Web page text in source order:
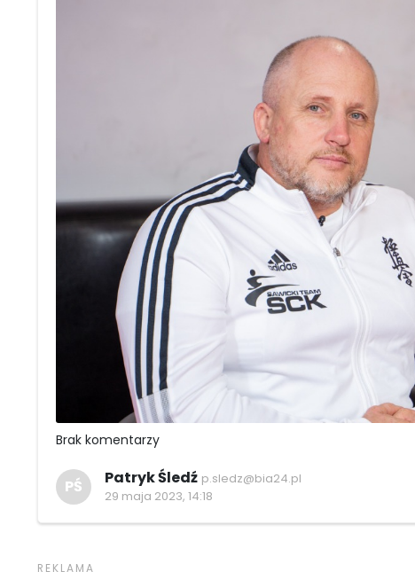
Brak komentarzy
PŚ Patryk Śledź p.sledz@bia24.pl
29 maja 2023, 14:18